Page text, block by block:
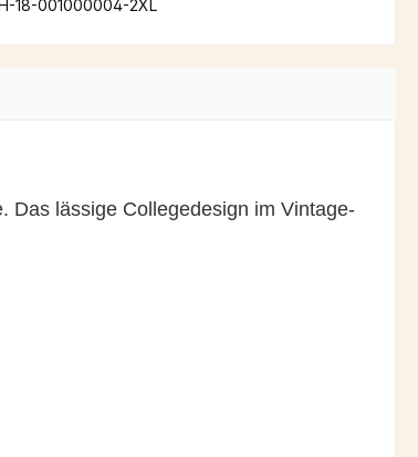
18-001000004-2XL
Das lässige Collegedesign im Vintage-